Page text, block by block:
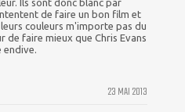
Ils sont donc blanc par
de faire un bon film et
couleurs m'importe pas du
de faire mieux que Chris Evans
endive.
23 MAI 2013